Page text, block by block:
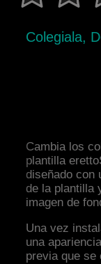
Colegiala,
Cambia los
plantilla
diseñado con
de la plantilla
imagen de
Una vez
una
previa que se